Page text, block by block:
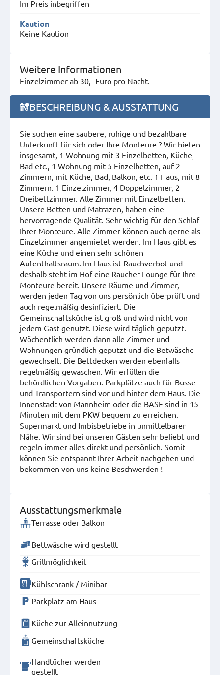
Im Preis inbegriffen
Kaution
Keine Kaution
Weitere Informationen
Einzelzimmer ab 30,- Euro pro Nacht.
BESCHREIBUNG & AUSSTATTUNG
Sie suchen eine saubere, ruhige und bezahlbare
Unterkunft für sich oder Ihre Monteure ? Wir bieten
insgesamt, 1 Wohnung mit 3 Einzelbetten, Küche,
Bad etc., 1 Wohnung mit 5 Einzelbetten, auf 2
Zimmern, mit Küche, Bad, Balkon, etc. 1 Haus, mit 8
Zimmern. 1 Einzelzimmer, 4 Doppelzimmer, 2
Dreibettzimmer. Alle Zimmer mit Einzelbetten.
Unsere Betten und Matrazen, haben eine
hervorragende Qualität. Sehr wichtig für den Schlaf
Ihrer Monteure. Alle Zimmer können auch gerne als
Einzelzimmer angemietet werden. Im Haus gibt es
eine Küche und einen sehr schönen
Aufenthaltsraum. Im Haus ist Rauchverbot und
deshalb steht im Hof eine Raucher-Lounge für Ihre
Monteure bereit. Unsere Räume und Zimmer,
werden jeden Tag von uns persönlich überprüft und
auch regelmäßig desinfiziert. Die
Gemeinschaftsküche ist groß und wird nicht von
jedem Gast genutzt. Diese wird täglich geputzt.
Wöchentlich werden dann alle Zimmer und
Wohnungen gründlich geputzt und die Betwäsche
gewechselt. Die Bettdecken werden ebenfalls
regelmäßig gewaschen. Wir erfüllen die
behördlichen Vorgaben. Parkplätze auch für Busse
und Transportern sind vor und hinter dem Haus. Die
Innenstadt von Mannheim oder die BASF sind in 15
Minuten mit dem PKW bequem zu erreichen.
Supermarkt und Imbisbetriebe in unmittelbarer
Nähe. Wir sind bei unseren Gästen sehr beliebt und
regeln immer alles direkt und persönlich. Somit
können Sie entspannt Ihrer Arbeit nachgehen und
bekommen von uns keine Beschwerden !
Ausstattungsmerkmale
Terrasse oder Balkon
Bettwäsche wird gestellt
Grillmöglichkeit
Kühlschrank / Minibar
Parkplatz am Haus
Küche zur Alleinnutzung
Gemeinschaftsküche
Handtücher werden
gestellt